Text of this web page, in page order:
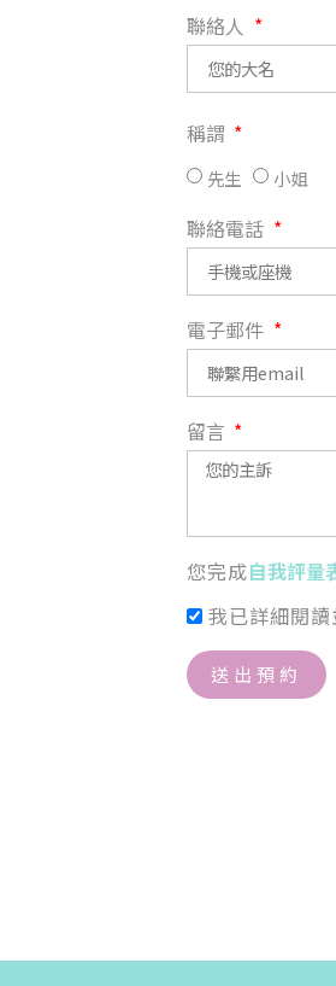
聯絡人
稱謂
先生 小姐
聯絡電話
電子郵件
留言
您完成自我評量
我已詳細閱讀
送出預約